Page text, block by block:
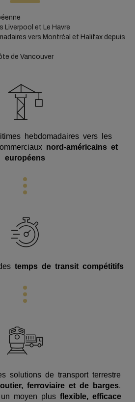
Liverpool et Le Havre
vers Montréal et Halifax depuis
de Vancouver
hebdomadaires vers les
nord-américains et
européens
temps de transit compétitifs
solutions de transport terrestre
ferroviaire et de barges
moyen plus flexible, efficace